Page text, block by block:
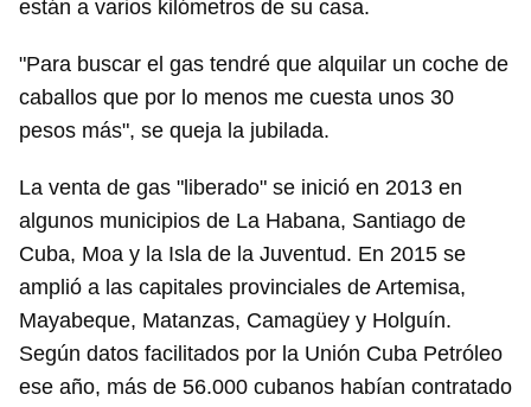
están a varios kilómetros de su casa.
"Para buscar el gas tendré que alquilar un coche de
caballos que por lo menos me cuesta unos 30
pesos más", se queja la jubilada.
La venta de gas "liberado" se inició en 2013 en
algunos municipios de La Habana, Santiago de
Cuba, Moa y la Isla de la Juventud. En 2015 se
amplió a las capitales provinciales de Artemisa,
Mayabeque, Matanzas, Camagüey y Holguín.
Según datos facilitados por la Unión Cuba Petróleo
ese año, más de 56.000 cubanos habían contratado